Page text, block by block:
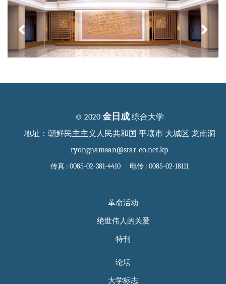
© 2020 金日成综合大学
地址：朝鲜民主主义人民共和国 平壤市 大城区 龙南洞
ryongnamsan@star-co.net.kp
传真 : 0085-02-381-4410 电传 : 0085-02-18111
革命活动
绝世伟人的关爱
特刊
论坛
大学标志